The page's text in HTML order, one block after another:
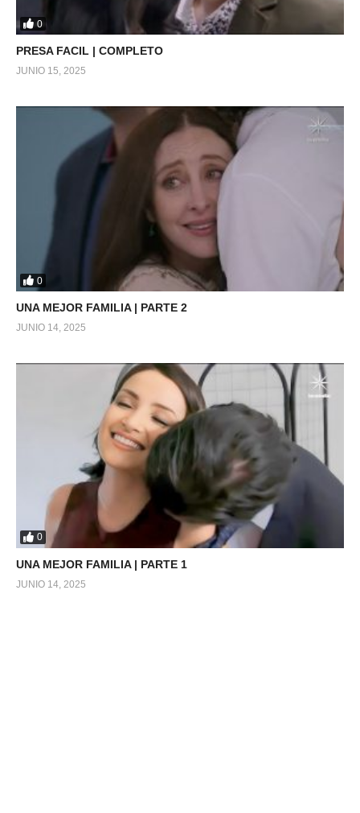
0
PRESA FACIL | COMPLETO
JUNIO 15, 2025
0
UNA MEJOR FAMILIA | PARTE 2
JUNIO 14, 2025
0
UNA MEJOR FAMILIA | PARTE 1
JUNIO 14, 2025